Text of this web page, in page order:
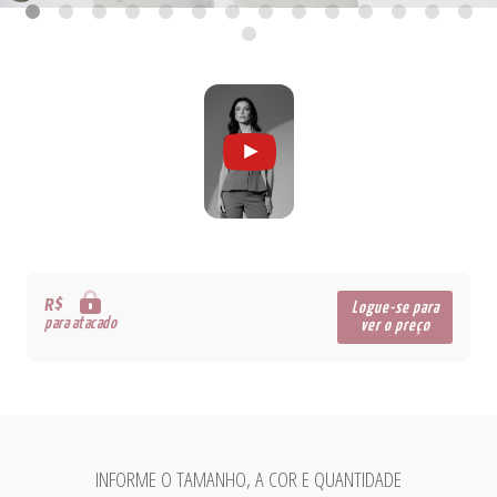
R$
para atacado
Logue-se para
ver o preço
INFORME O TAMANHO, A COR E QUANTIDADE